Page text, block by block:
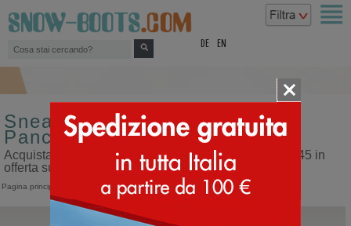
DE EN
Sneakers sportive da uomo
Panchic misura 45 in offerta
Acquista sneakers sportive da uomo Panchic misura 45 in
offerta sul nostro sito dedicato ai doposci
Pagina principale >Sneakers >Sportive>Panchic
Panchic